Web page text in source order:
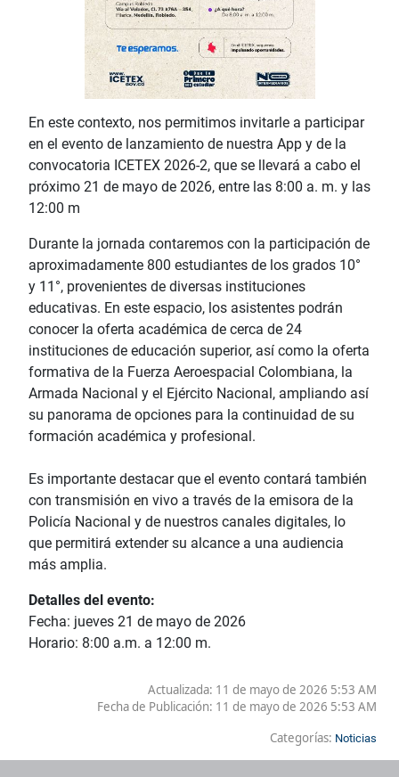
En este contexto, nos permitimos invitarle a participar
en el evento de lanzamiento de nuestra App y de la
convocatoria ICETEX 2026-2, que se llevará a cabo el
próximo 21 de mayo de 2026, entre las 8:00 a. m. y las
12:00 m
Durante la jornada contaremos con la participación de
aproximadamente 800 estudiantes de los grados 10°
y 11°, provenientes de diversas instituciones
educativas. En este espacio, los asistentes podrán
conocer la oferta académica de cerca de 24
instituciones de educación superior, así como la oferta
formativa de la Fuerza Aeroespacial Colombiana, la
Armada Nacional y el Ejército Nacional, ampliando así
su panorama de opciones para la continuidad de su
formación académica y profesional.
Es importante destacar que el evento contará también
con transmisión en vivo a través de la emisora de la
Policía Nacional y de nuestros canales digitales, lo
que permitirá extender su alcance a una audiencia
más amplia.
Detalles del evento:
Fecha: jueves 21 de mayo de 2026
Horario: 8:00 a.m. a 12:00 m.
Actualizada: 11 de mayo de 2026 5:53 AM
Fecha de Publicación: 11 de mayo de 2026 5:53 AM
Categorías: Noticias